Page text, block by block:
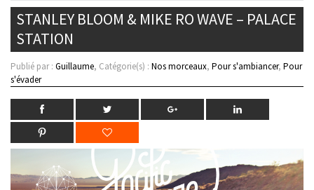
STANLEY BLOOM & MIKE RO WAVE – PALACE
STATION
Publié par : Guillaume, Catégorie(s) : Nos morceaux, Pour s'ambiancer, Pour
s'évader